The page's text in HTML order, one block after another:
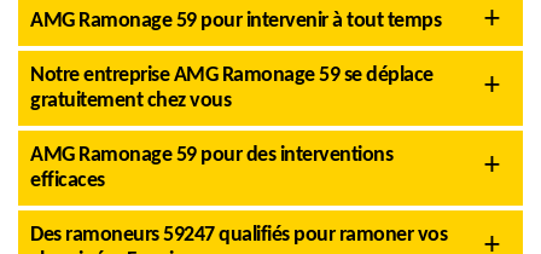
AMG Ramonage 59 pour intervenir à tout temps
Notre entreprise AMG Ramonage 59 se déplace
gratuitement chez vous
AMG Ramonage 59 pour des interventions
efficaces
Des ramoneurs 59247 qualifiés pour ramoner vos